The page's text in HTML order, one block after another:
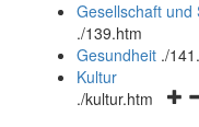
Gesellschaft und
./139.htm
Gesundheit ./
Kultur
./kultur.htm